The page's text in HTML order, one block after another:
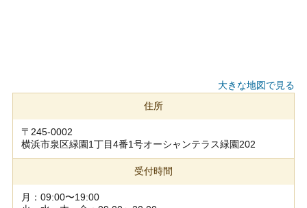
大きな地図で見る
住所
〒245-0002
横浜市泉区緑園1丁目4番1号オーシャンテラス緑園202
受付時間
月：09:00〜19:00